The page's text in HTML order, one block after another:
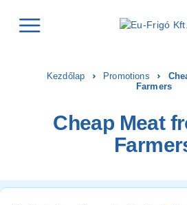
Kezdőlap Promotions
Farmers
Cheap Meat